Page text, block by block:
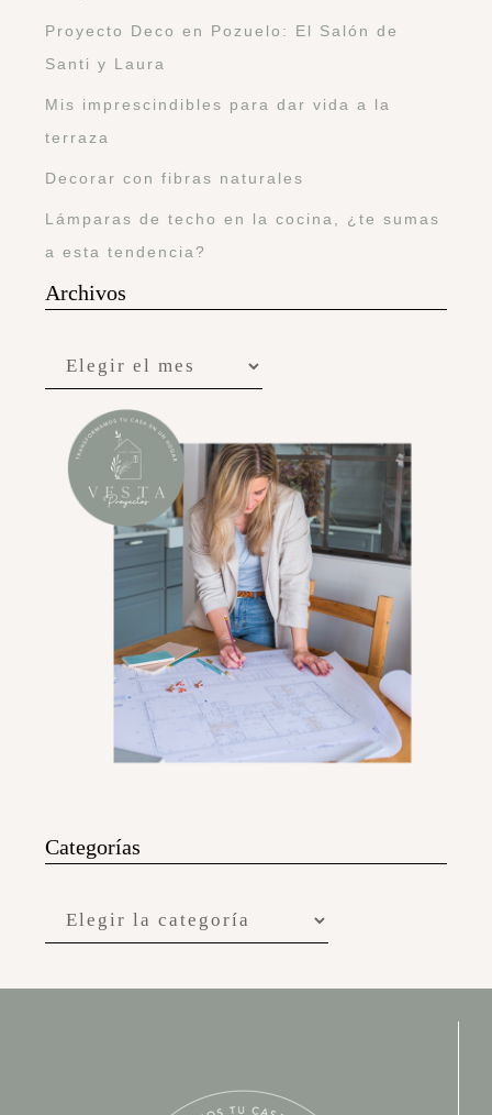
Proyecto Deco en Pozuelo: El Salón de
Santi y Laura
Mis imprescindibles para dar vida a la
terraza
Decorar con fibras naturales
Lámparas de techo en la cocina, ¿te sumas
a esta tendencia?
Archivos
Categorías